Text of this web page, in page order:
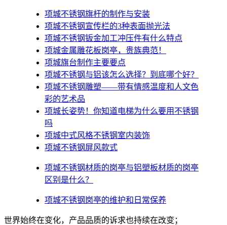
项城不锈钢旗杆的制作与安装
项城不锈钢宣传栏的3种表面抛光法
项城不锈钢钣金加工冲压件有什么特点
项城金属雕花板岗亭，贵族典范！
项城旗台制作主要要点
项城不锈钢与铝该怎么选择？到底哪个好？
项城不锈钢雕塑——带有情感温度和人文色
彩的艺术品
项城​长姿势！你知道电梯为什么要用不锈钢
吗
项城中式风格不锈钢室内装饰
项城不锈钢屏风款式
项城不锈钢材质的岗亭与铝塑板材质的岗亭
区别是什么？
项城不锈钢岗亭的维护和日常保养
世界始终在变化，产品品质的诉求也持续在改变；